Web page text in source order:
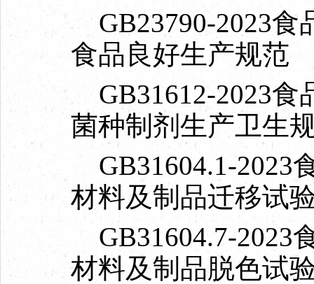
GB23790-2023食
食品良好生产规范
GB31612-2023食
菌种制剂生产卫生
GB31604.1-2023
材料及制品迁移试
GB31604.7-2023
材料及制品脱色试